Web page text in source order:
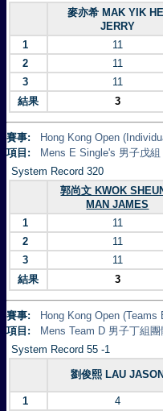
麥亦希 MAK YIK HEI
JERRY
1 11
2
11
3
11
結果
3
賽事:
Hong Kong Open
項目:
Mens E Single's 男子戊組
System Record 320
郭尚文 KWOK
MAN JAMES
1
11
2
11
3
11
結果
3
賽事:
Hong Kong Open
項目:
Mens Team D 男子丁組團
System Record 55 -1
劉俊熙 LAU JASON
1
4